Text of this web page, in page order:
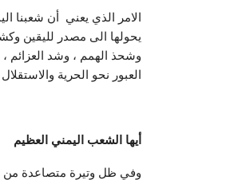
الامر الذي يعني أن شعبنا
يحولها الى مصدر لليقين
وشحذ الهمم ، وشد العزائم
العبور نحو الحرية
أيها الشعب اليمني العظيم
وفي ظل وتيرة متصاعدة من